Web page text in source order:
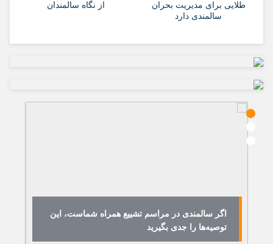
طلایی برای مدیریت بحران
سالمندی دارد
از نگاه سالمندان
اگر سالمندی در مراسم تشییع همراه شماست، این
توصیه‌ها را جدی بگیرید